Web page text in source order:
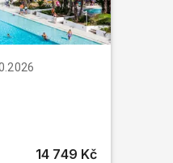
14 749 Kč